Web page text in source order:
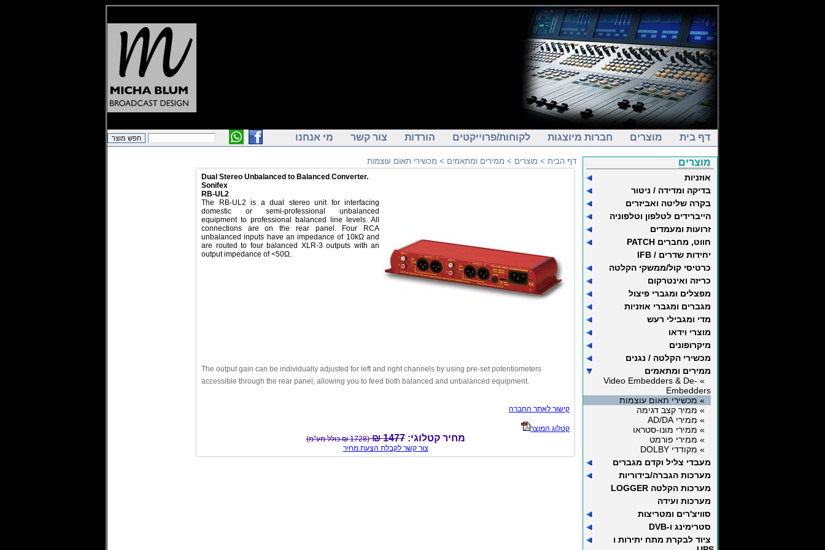
דף בית מוצרים חברות מיוצגות לקוחות/פרוייקטים הורדות צור קשר מי אנחנו
מוצרים
אוזניות
בדיקה ומדידה / ניטור
בקרה שליטה ואביזרים
הייברידים לטלפון וטלפוניה
זרועות ומעמדים
חווט, מחברים PATCH
יחידות שדרים / IFB
כרטיסי קול/ממשקי הקלטה
כריזה ואינטרקום
מפצלים ומגברי פיצול
מגברים ומגברי אוזניות
מדי ומגבילי רעש
מוצרי וידאו
מיקרופונים
מכשירי הקלטה / נגנים
ממירים ומתאמים
» Video Embedders & De-
Embedders
» מכשירי תאום עוצמות
» ממיר קצב דגימה
» ממירי AD/DA
» ממירי מונו-סטראו
» ממירי פורמט
» מקודדי DOLBY
מעבדי צליל וקדם מגברים
מערכות הגברה/בידוריות
מערכות הקלטה LOGGER
מערכות ועידה
סוויצ'רים ומטריצות
סטרימינג ו-DVB
ציוד לבקרת מתח יתירות ו
דף הבית > מוצרים > ממירים ומתאמים > מכשירי תאום עוצמות
Dual Stereo Unbalanced to Balanced Converter.
Sonifex
RB-UL2
The RB-UL2 is a dual stereo unit for interfacing
domestic or semi-professional unbalanced
equipment to professional balanced line levels. All
connections are on the rear panel. Four RCA
unbalanced inputs have an impedance of 10kΩ and
are routed to four balanced XLR-3 outputs with an
output impedance of <50Ω.
The output gain can be individually adjusted for left and right channels by using pre-set potentiometers
accessible through the rear panel, allowing you to feed both balanced and unbalanced equipment.
קישור לאתר החברה
קטלוג המוצר
מחיר קטלוגי:1477 ₪
(1728 ₪ כולל מע"מ)
צור קשר לקבלת הצעת מחיר